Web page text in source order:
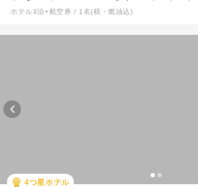
ホテル3泊+航空券 / 1名(税・燃油込)
4つ星ホテル